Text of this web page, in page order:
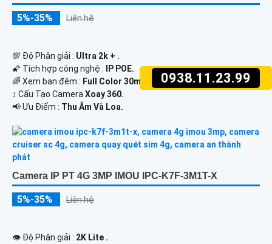
0938.11.23.99
5%-35% Liên hệ
💯 Độ Phân giải : Ultra 2k + .
🌠 Tích hợp công nghệ :
IP POE.
🌈 Xem ban đêm : Full Color 30m Có Màu Ban Ðêm.
↕️ Cấu Tạo Camera Xoay 360.
️📢 Ưu Điểm : Thu Âm Và Loa.
Camera IP PT 4G 3MP IMOU IPC-K7F-3M1T-X
5%-35% Liên hệ
👁 Độ Phân giải : 2K Lite .